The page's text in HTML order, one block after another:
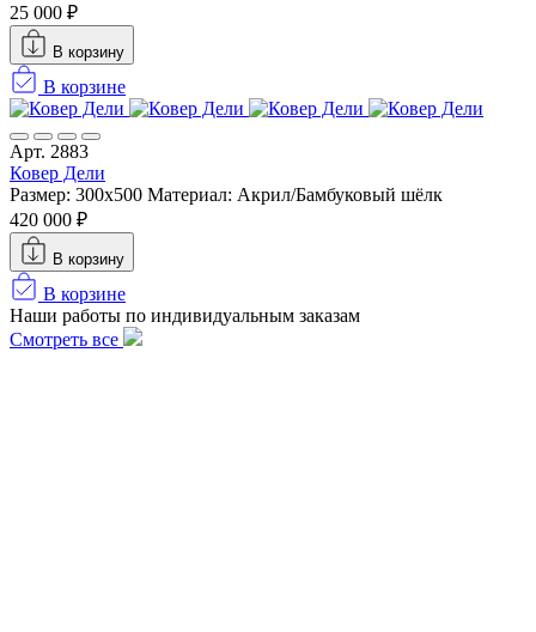
25 000 ₽
В корзину
В корзине
Арт. 2883
Ковер Дели
Размер: 300х500 Материал: Акрил/Бамбуковый шёлк
420 000 ₽
В корзину
В корзине
Наши работы по индивидуальным заказам
Смотреть все